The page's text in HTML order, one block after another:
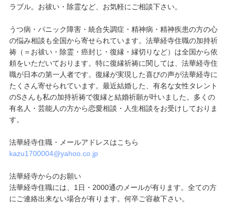
ラブル。お祓い・除霊など、お気軽にご相談下さい。
うつ病・パニック障害・統合失調症・精神病・精神疾患の方の心
の悩み相談も全国から寄せられています。法華経寺住職の加持祈
祷（＝お祓い・除霊・癌封じ・復縁・縁切りなど）は全国から依
頼をいただいております。特に復縁祈祷に関しては、法華経寺住
職が日本の第一人者です。復縁が実現した喜びの声が法華経寺に
たくさん寄せられています。最近結婚した、有名な女性タレント
のSさんも私の加持祈祷で復縁と結婚祈願が叶いました。多くの
有名人・芸能人の方から恋愛相談・人生相談をお受けしておりま
す。
法華経寺住職・メールアドレスはこちら
kazu1700004@yahoo.co.jp
法華経寺からのお願い
法華経寺住職には、1日・2000通のメールが有ります。全ての方
にご連絡出来ない場合が有ります。何卒ご容赦下さい。